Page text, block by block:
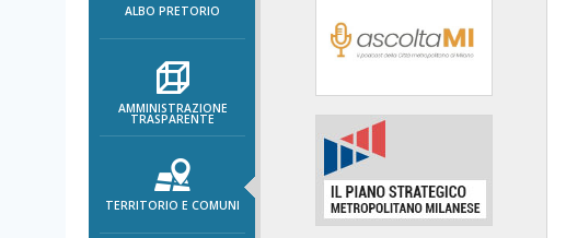
banner
Salta
footer
ALBO PRETORIO
AMMINISTRAZIONE
TRASPARENTE
TERRITORIO E COMUNI